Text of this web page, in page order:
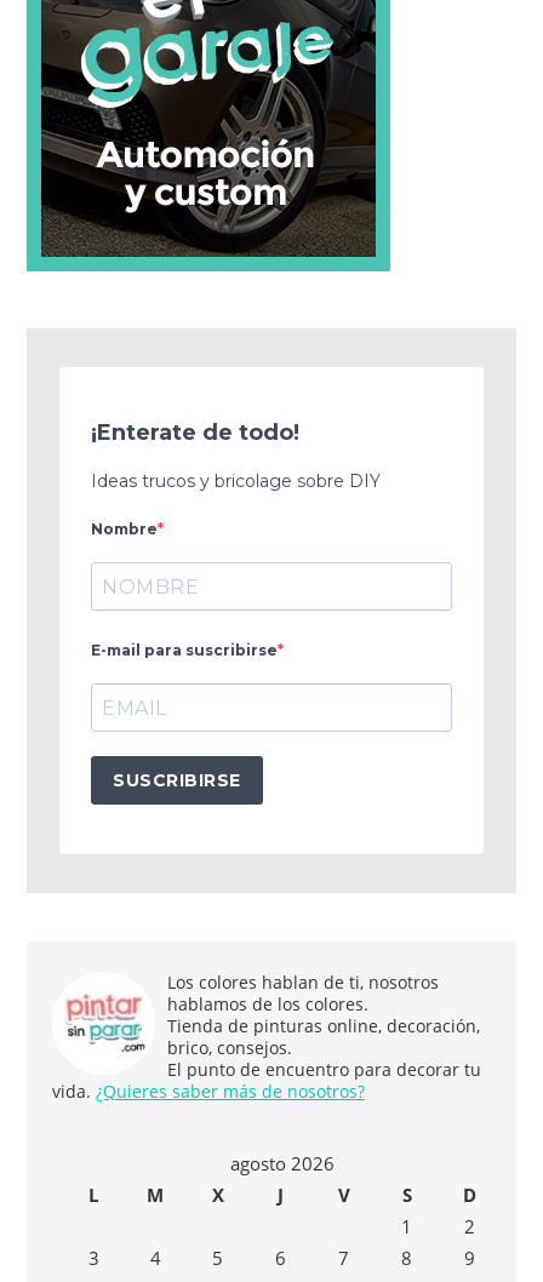
¡Enterate de todo!
Ideas trucos y bricolage sobre DIY
Nombre
E-mail para suscribirse
SUSCRIBIRSE
Los colores hablan de ti, nosotros
hablamos de los colores.
Tienda de pinturas online, decoración,
brico, consejos.
El punto de encuentro para decorar tu
vida. ¿Quieres saber más de nosotros?
agosto 2026
L
M X J V S
D
1
2
3
4 5 6 7 8
9